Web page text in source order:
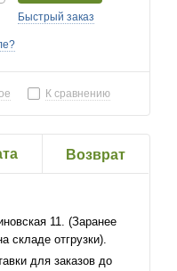
Быстрый заказ
К сравнению
Возврат
11. (Заранее
складе отгрузки).
для заказов до